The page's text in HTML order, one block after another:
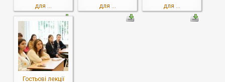
для ...
для ...
для ...
Гостьові лекції